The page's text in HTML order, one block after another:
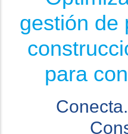
gestión de
para